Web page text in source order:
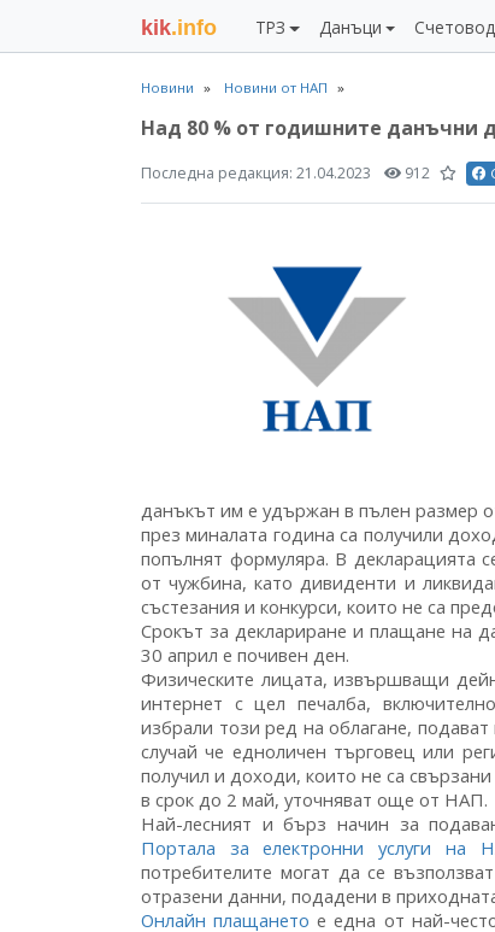
kik.info ТРЗ Данъци
Новини Новини от НАП
Над 80 % от годишните данъчни
Последна редакция: 21.04.2023 912
данъкът им е удържан в пълен размер
през миналата година са получили
попълнят формуляра. В декларацията
от чужбина, като дивиденти и
състезания и конкурси, които не са
Срокът за деклариране и плащане на
30 април е почивен ден.
Физическите лицата, извършващи
интернет с цел печалба,
избрали този ред на облагане,
случай че едноличен търговец или
получил и доходи, които не са
в срок до 2 май, уточняват още от НАП.
Най-лесният и бърз начин за
Портала за електронни услуги на
потребителите могат да се
отразени данни, подадени в
Онлайн плащането е една от най-